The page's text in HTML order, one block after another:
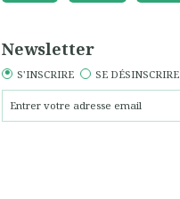
Newsletter
S'INSCRIRE SE DÉSINSCRIRE